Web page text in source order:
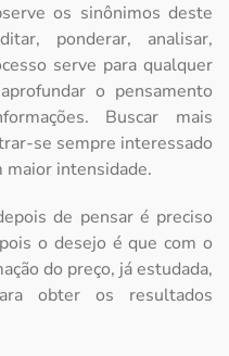
os sinônimos deste
ponderar, analisar,
serve para qualquer
o pensamento
Buscar mais
se sempre interessado
maior intensidade.
de pensar é preciso
o desejo é que com o
do preço, já estudada,
obter os resultados